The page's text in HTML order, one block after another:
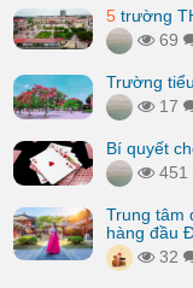
5 trường
69
Trường
17
Bí quyết
451
Trung tâm
hàng đầu
32